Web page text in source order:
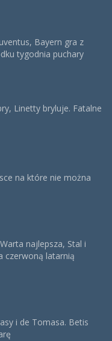
Bayern gra z
tygodnia puchary
Linetty bryluje. Fatalne
na które nie można
najlepsza, Stal i
czerwoną latarnią
i de Tomasa. Betis